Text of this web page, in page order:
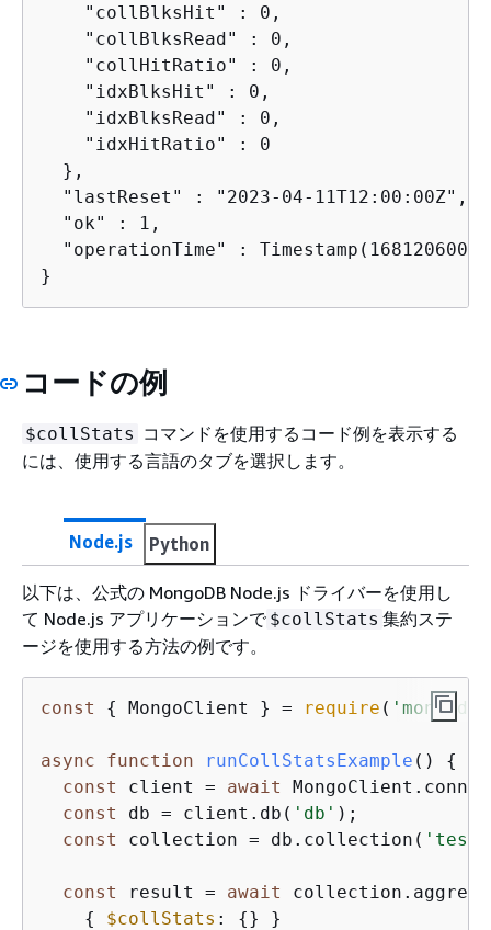
    "collBlksHit" : 0,
    "collBlksRead" : 0,
    "collHitRatio" : 0,
    "idxBlksHit" : 0,
    "idxBlksRead" : 0,
    "idxHitRatio" : 0
  },
  "lastReset" : "2023-04-11T12:00:00Z",
  "ok" : 1,
"operationTime" :
}
コードの例
$collStats コマンドを使用するコード例を表示する
には、使用する言語のタブを選択します。
Node.js Python
以下は、公式の MongoDB Node.js ドライバーを使用し
て Node.js アプリケーションで $collStats 集約ステ
ージを使用する方法の例です。
const { MongoClient } = require ( 'mongodb'
async function runCollStatsExample ( ) {
const
client = await
const
db = client.db( 'db' );
const
collection = db.collection( 'test'
const result = await
{
$collStats : {} }